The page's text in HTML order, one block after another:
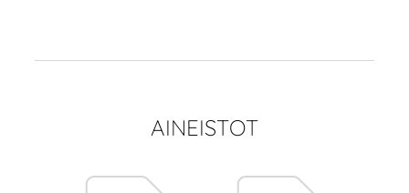
AINEISTOT